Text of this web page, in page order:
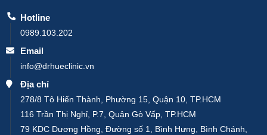
Hotline
0989.103.202
Email
info@drhueclinic.vn
Địa chỉ
278/8 Tô Hiến Thành, Phường 15, Quận 10, TP.HCM
116 Trần Thị Nghỉ, P.7, Quận Gò Vấp, TP.HCM
79 KDC Dương Hồng, Đường số 1, Bình Hưng, Bình Chánh,